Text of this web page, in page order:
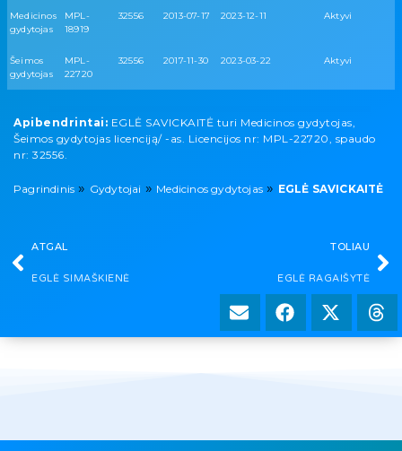
Medicinos
gydytojas
MPL-
18919
32556 2013-07-17 2023-12-11 Aktyvi
Šeimos
gydytojas
MPL-
22720
32556 2017-11-30 2023-03-22 Aktyvi
Apibendrintai: EGLĖ SAVICKAITĖ turi Medicinos gydytojas,
Šeimos gydytojas licenciją/ -as. Licencijos nr: MPL-22720, spaudo
nr: 32556.
Pagrindinis » Gydytojai » Medicinos gydytojas » EGLĖ SAVICKAITĖ
ATGAL
EGLĖ SIMAŠKIENĖ
TOLIAU
EGLĖ RAGAIŠYTĖ